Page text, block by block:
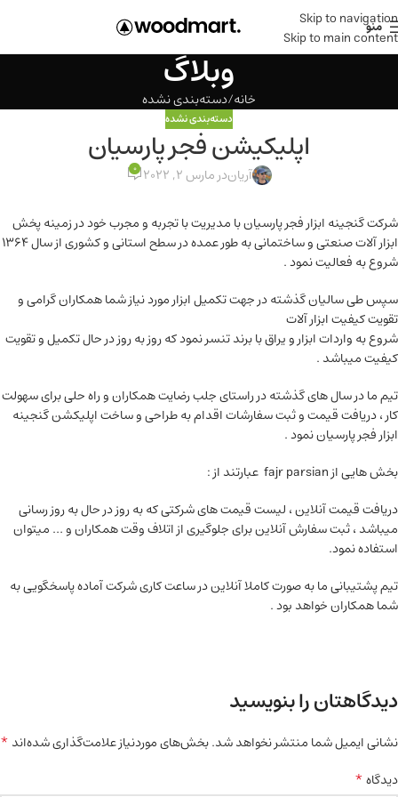
Skip to navigation
Skip to main content
منو
وبلاگ
خانه دسته‌بندی نشده
دسته‌بندی نشده
اپلیکیشن فجر پارسیان
آریاندر مارس 2, 2022 0
شرکت گنجینه ابزار فجر پارسیان با مدیریت با تجربه و مجرب خود در زمینه پخش
ابزار آلات صنعتی و ساختمانی به طور عمده در سطح استانی و کشوری از سال ۱۳۶۴
شروع به فعالیت نمود .
سپس طی سالیان گذشته در جهت تکمیل ابزار مورد نیاز شما همکاران گرامی و
تقویت کیفیت ابزار آلات
شروع به واردات ابزار و یراق با برند تنسر نمود که روز به روز در حال تکمیل و تقویت
کیفیت میباشد .
تیم ما در سال های گذشته در راستای جلب رضایت همکاران و راه حلی برای سهولت
کار ، دریافت قیمت و ثبت سفارشات اقدام به طراحی و ساخت اپلیکشن گنجینه
ابزار فجر پارسیان نمود .
بخش هایی از fajr parsian عبارتند از :
دریافت قیمت آنلاین ، لیست قیمت های شرکتی که به روز در حال به روز رسانی
میباشد ، ثبت سفارش آنلاین برای جلوگیری از اتلاف وقت همکاران و … میتوان
استفاده نمود.
تیم پشتیبانی ما به صورت کاملا آنلاین در ساعت کاری شرکت آماده پاسخگویی به
شما همکاران خواهد بود .
دیدگاهتان را بنویسید
نشانی ایمیل شما منتشر نخواهد شد.بخش‌های موردنیاز علامت‌گذاری شده‌اند *
دیدگاه*